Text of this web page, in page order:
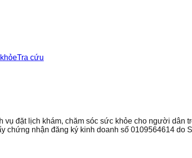
Tra cứu
đặt lịch khám, chăm sóc sức khỏe cho người
chứng nhận đăng ký kinh doanh số 0109564614